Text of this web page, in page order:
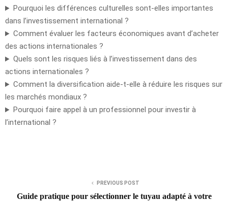
Pourquoi les différences culturelles sont-elles importantes
dans l’investissement international ?
Comment évaluer les facteurs économiques avant d’acheter
des actions internationales ?
Quels sont les risques liés à l’investissement dans des
actions internationales ?
Comment la diversification aide-t-elle à réduire les risques sur
les marchés mondiaux ?
Pourquoi faire appel à un professionnel pour investir à
l’international ?
PREVIOUS POST
Guide pratique pour sélectionner le tuyau adapté à votre